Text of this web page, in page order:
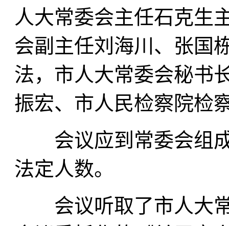
人大常委会主任石克生
会副主任刘海川、张国
法，市人大常委会秘书
振宏、市人民检察院检
会议应到常委会组成
法定人数。
会议听取了市人大常